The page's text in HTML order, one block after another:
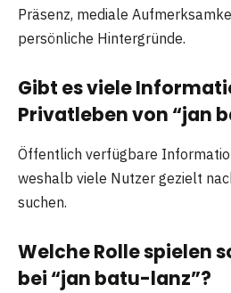
Präsenz, mediale
persönliche Hintergründe.
Gibt es viele
Privatleben von “jan
Öffentlich verfügbare
weshalb viele Nutzer gezielt
suchen.
Welche Rolle spielen
bei “jan batu-lanz”?